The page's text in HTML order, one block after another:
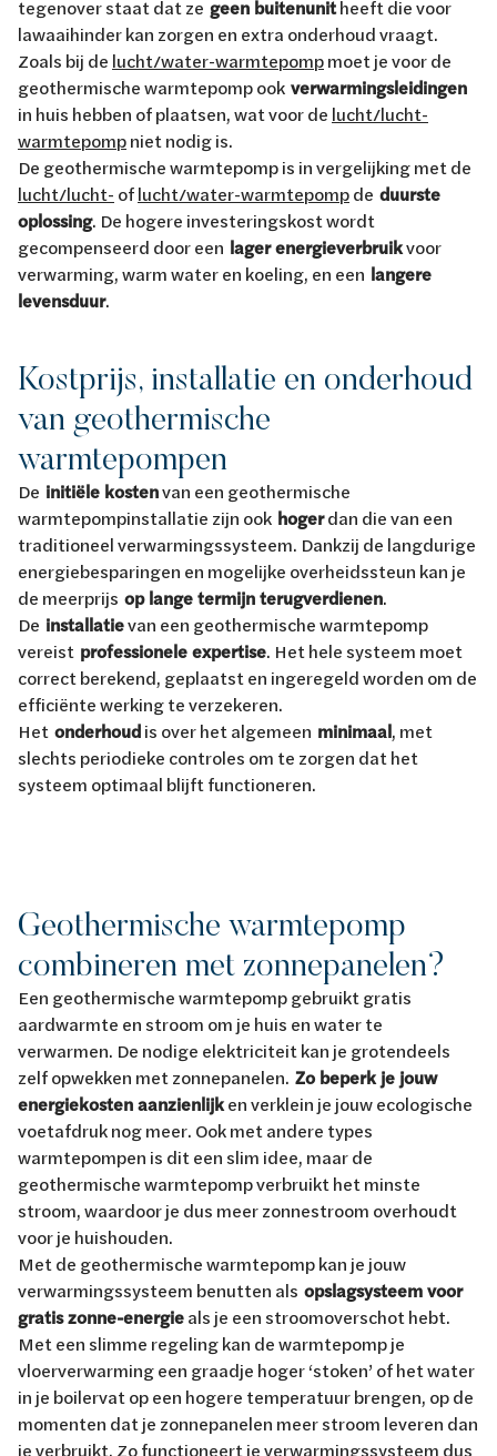
tegenover staat dat ze geen buitenunitheeft die voor
lawaaihinder kan zorgen en extra onderhoud vraagt.
Zoals bij de lucht/water-warmtepompmoet je voor de
geothermische warmtepomp ook verwarmingsleidingen
in huis hebben of plaatsen, wat voor de lucht/lucht-
warmtepompniet nodig is.
De geothermische warmtepomp is in vergelijking met de
lucht/lucht- oflucht/water-warmtepompde duurste
oplossing. De hogere investeringskost wordt
gecompenseerd door een lager energieverbruikvoor
verwarming, warm water en koeling, en een langere
levensduur.
Kostprijs, installatie en onderhoud
van geothermische
warmtepompen
De initiële kostenvan een geothermische
warmtepompinstallatie zijn ook hogerdan die van een
traditioneel verwarmingssysteem. Dankzij de langdurige
energiebesparingen en mogelijke overheidssteun kan je
de meerprijs op lange termijn terugverdienen.
De installatievan een geothermische warmtepomp
vereist professionele expertise. Het hele systeem moet
correct berekend, geplaatst en ingeregeld worden om de
efficiënte werking te verzekeren.
Het onderhoudis over het algemeen minimaal, met
slechts periodieke controles om te zorgen dat het
systeem optimaal blijft functioneren.
Geothermische warmtepomp
combineren met zonnepanelen?
Een geothermische warmtepomp gebruikt gratis
aardwarmte en stroom om je huis en water te
verwarmen. De nodige elektriciteit kan je grotendeels
zelf opwekken met zonnepanelen. Zo beperk je jouw
energiekosten aanzienlijken verklein je jouw ecologische
voetafdruk nog meer. Ook met andere types
warmtepompen is dit een slim idee, maar de
geothermische warmtepomp verbruikt het minste
stroom, waardoor je dus meer zonnestroom overhoudt
voor je huishouden.
Met de geothermische warmtepomp kan je jouw
verwarmingssysteem benutten als opslagsysteem voor
gratis zonne-energieals je een stroomoverschot hebt.
Met een slimme regeling kan de warmtepomp je
vloerverwarming een graadje hoger ‘stoken’ of het water
in je boilervat op een hogere temperatuur brengen, op de
momenten dat je zonnepanelen meer stroom leveren dan
je verbruikt. Zo functioneert je verwarmingssysteem dus